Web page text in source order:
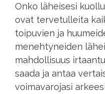
Onko läheisesi
ovat tervetulleita
toipuvien ja
menehtyneiden
mahdollisuus
saada ja antaa
voimavarojasi